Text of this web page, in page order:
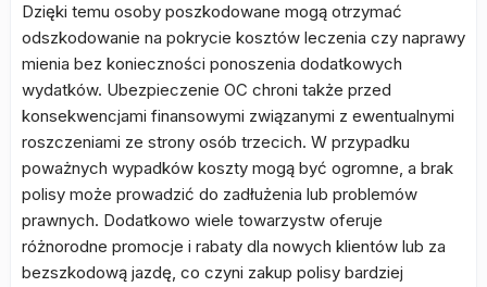
Dzięki temu osoby poszkodowane mogą otrzymać
odszkodowanie na pokrycie kosztów leczenia czy naprawy
mienia bez konieczności ponoszenia dodatkowych
wydatków. Ubezpieczenie OC chroni także przed
konsekwencjami finansowymi związanymi z ewentualnymi
roszczeniami ze strony osób trzecich. W przypadku
poważnych wypadków koszty mogą być ogromne, a brak
polisy może prowadzić do zadłużenia lub problemów
prawnych. Dodatkowo wiele towarzystw oferuje
różnorodne promocje i rabaty dla nowych klientów lub za
bezszkodową jazdę, co czyni zakup polisy bardziej